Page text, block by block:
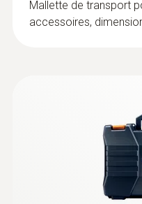
0602 0092
Tête de mesure
sonde pour
Tête de mesure
thermocouple
Mallette de transport
accessoires,